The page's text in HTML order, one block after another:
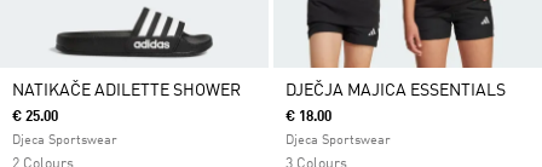
NATIKAČE ADILETTE SHOWER
€ 25.00
Djeca Sportswear
DJEČJA MAJICA ESSENTIALS
€ 18.00
Djeca Sportswear